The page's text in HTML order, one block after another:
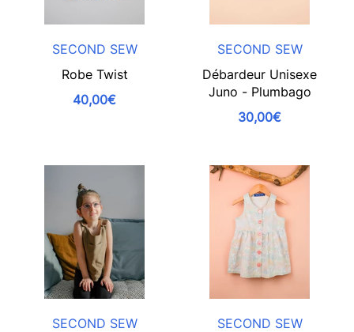
SECOND SEW
Robe Twist
40,00€
SECOND SEW
Débardeur Unisexe
Juno - Plumbago
30,00€
SECOND SEW
SECOND SEW